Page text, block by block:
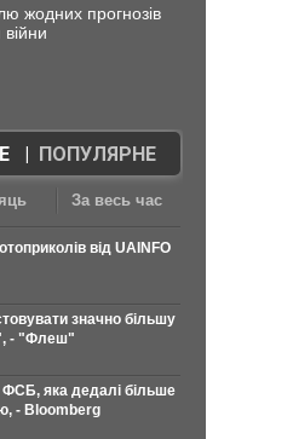
жодних прогнозів
| ПОПУЛЯРНЕ
За весь час
від UAINFO
значно більшу
- "Флеш"
ФСБ, яка дедалі більше
- Bloomberg